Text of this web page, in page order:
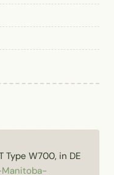
Type W700, in DE